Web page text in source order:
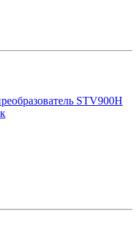
STV900H